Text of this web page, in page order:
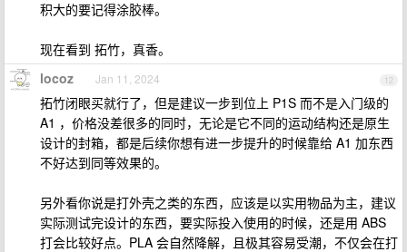
积大的要记得涂胶棒。
现在看到 拓竹，真香。
12
locoz Jan 11, 2024
拓竹闭眼买就行了，但是建议一步到位上 P1S 而不是入门级的
A1 ，价格没差很多的同时，无论是它不同的运动结构还是原生
设计的封箱，都是后续你想有进一步提升的时候靠给 A1 加东西
不好达到同等效果的。
另外看你说是打外壳之类的东西，应该是以实用物品为主，建议
实际测试完设计的东西，要实际投入使用的时候，还是用 ABS
打会比较好点。PLA 会自然降解，且极其容易受潮，不仅会在打